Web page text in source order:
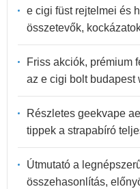
e cigi füst rejtelmei és
összetevők,
Friss akciók, prémium
az e cigi bolt budapest
Részletes geekvape
tippek a strapabíró
Útmutató a
összehasonlítás,